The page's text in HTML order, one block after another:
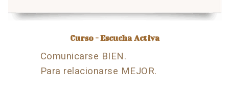
Curso - Escucha Activa
Comunicarse BIEN.
Para relacionarse MEJOR.